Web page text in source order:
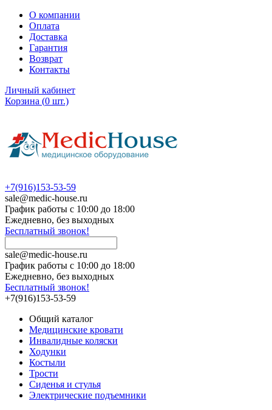
О компании
Оплата
Доставка
Гарантия
Возврат
Контакты
Личный кабинет
Корзина (0 шт.)
+7(916)153-53-59
sale@medic-house.ru
График работы с 10:00 до 18:00
Ежедневно, без выходных
Бесплатный звонок!
sale@medic-house.ru
График работы с 10:00 до 18:00
Ежедневно, без выходных
Бесплатный звонок!
+7(916)153-53-59
Общий каталог
Медицинские кровати
Инвалидные коляски
Ходунки
Костыли
Трости
Сиденья и стулья
Электрические подъемники